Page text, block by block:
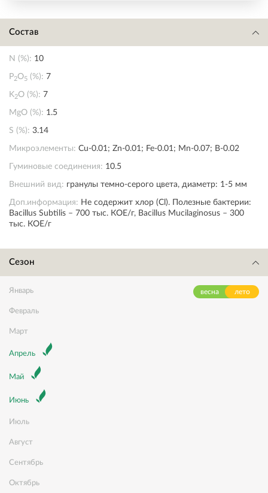
Состав
N (%): 10
P2O5 (%): 7
K2O (%): 7
MgO (%): 1.5
S (%): 3.14
Микроэлементы: Cu-0.01; Zn-0.01; Fe-0.01; Mn-0.07; B-0.02
Гуминовые соединения: 10.5
Внешний вид: гранулы темно-серого цвета, диаметр: 1-5 мм
Доп.информация: Не содержит хлор (Cl). Полезные бактерии:
Bacillus Subtilis – 700 тыс. КОЕ/г, Bacillus Mucilaginosus – 300
тыс. КОЕ/г
Сезон
весна лето
Январь
Февраль
Март
Апрель
Май
Июнь
Июль
Август
Сентябрь
Октябрь